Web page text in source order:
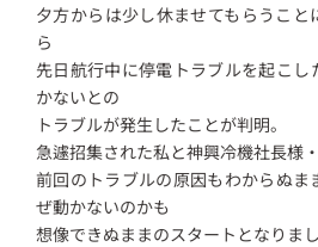
夕方からは少し休ませてもらうこ
ら
先日航行中に停電トラブルを起こ
かないとの
トラブルが発生したことが判明。
急遽招集された私と神興冷機社長様
前回のトラブルの原因もわからぬま
ぜ動かないのかも
想像できぬままのスタートとなりまし